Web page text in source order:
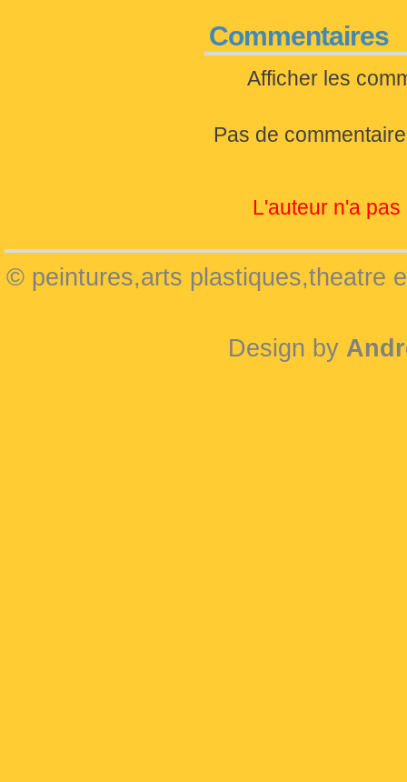
Commentaires
Afficher les
Pas de
L'auteur n'a
© peintures,arts plastiques,theatre
Design by